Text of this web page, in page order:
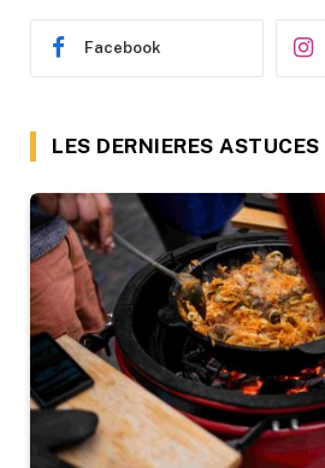
Facebook
LES DERNIERES ASTUCES